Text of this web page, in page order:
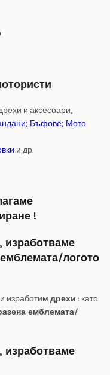
и аксесоари,
; Бъфове; Мото
и др.
!
изработваме
логото
изработим дрехи : като
емблемата/
изработваме